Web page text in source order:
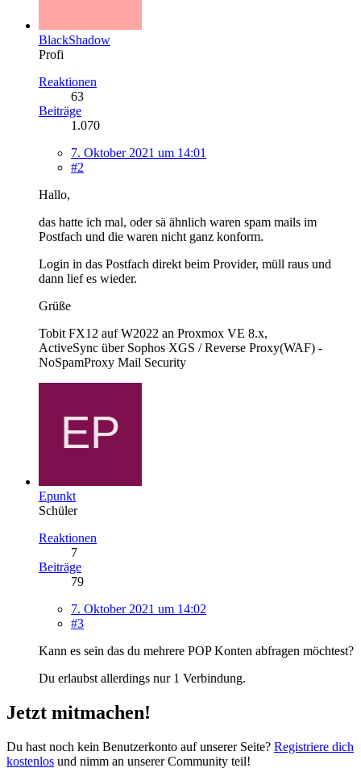
BlackShadow
Profi
Reaktionen
63
Beiträge
1.070
7. Oktober 2021 um 14:01
#2
Hallo,
das hatte ich mal, oder sä ähnlich waren spam mails im
Postfach und die waren nicht ganz konform.
Login in das Postfach direkt beim Provider, müll raus und
dann lief es wieder.
Grüße
Tobit FX12 auf W2022 an Proxmox VE 8.x,
ActiveSync über Sophos XGS / Reverse Proxy(WAF) -
NoSpamProxy Mail Security
Epunkt
Schüler
Reaktionen
7
Beiträge
79
7. Oktober 2021 um 14:02
#3
Kann es sein das du mehrere POP Konten abfragen möchtest?
Du erlaubst allerdings nur 1 Verbindung.
Jetzt mitmachen!
Du hast noch kein Benutzerkonto auf unserer Seite? Registriere dich
kostenlos und nimm an unserer Community teil!